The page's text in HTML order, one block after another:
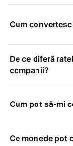
Cum
De ce diferă
companii?
Cum pot să-mi
Ce monede pot